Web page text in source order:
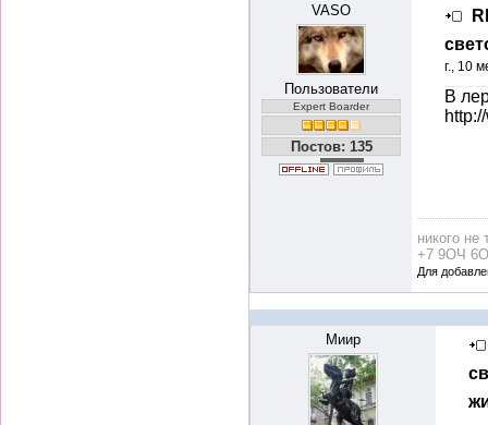
VASO
Пользователи
Expert Boarder
Постов: 135
г., 10
В
никого не
+7 9ОЧ
Для
Миир